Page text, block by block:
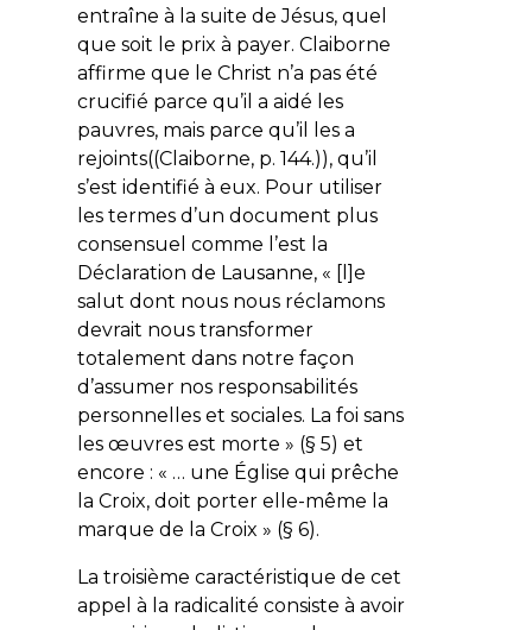
entraîne à la suite de Jésus, quel
que soit le prix à payer. Claiborne
affirme que le Christ n’a pas été
crucifié parce qu’il a aidé les
pauvres, mais parce qu’il les a
rejoints((Claiborne, p. 144.)), qu’il
s’est identifié à eux. Pour utiliser
les termes d’un document plus
consensuel comme l’est la
Déclaration de Lausanne, « [l]e
salut dont nous nous réclamons
devrait nous transformer
totalement dans notre façon
d’assumer nos responsabilités
personnelles et sociales. La foi sans
les œuvres est morte » (§ 5) et
encore : « … une Église qui prêche
la Croix, doit porter elle-même la
marque de la Croix » (§ 6).
La troisième caractéristique de cet
appel à la radicalité consiste à avoir